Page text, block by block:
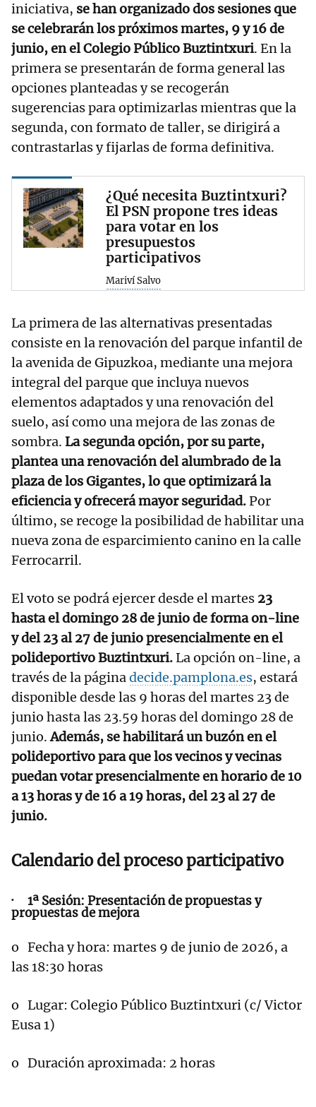
iniciativa, se han organizado dos sesiones que
se celebrarán los próximos martes, 9 y 16 de
junio, en el Colegio Público Buztintxuri. En la
primera se presentarán de forma general las
opciones planteadas y se recogerán
sugerencias para optimizarlas mientras que la
segunda, con formato de taller, se dirigirá a
contrastarlas y fijarlas de forma definitiva.
¿Qué necesita Buztintxuri?
El PSN propone tres ideas
para votar en los
presupuestos
participativos
Mariví Salvo
La primera de las alternativas presentadas
consiste en la renovación del parque infantil de
la avenida de Gipuzkoa, mediante una mejora
integral del parque que incluya nuevos
elementos adaptados y una renovación del
suelo, así como una mejora de las zonas de
sombra. La segunda opción, por su parte,
plantea una renovación del alumbrado de la
plaza de los Gigantes, lo que optimizará la
eficiencia y ofrecerá mayor seguridad.Por
último, se recoge la posibilidad de habilitar una
nueva zona de esparcimiento canino en la calle
Ferrocarril.
El voto se podrá ejercer desde el martes 23
hasta el domingo 28 de junio de forma on-line
y del 23 al 27 de junio presencialmente en el
polideportivo Buztintxuri.La opción on-line, a
través de la páginadecide.pamplona.es, estará
disponible desde las 9 horas del martes 23 de
junio hasta las 23.59 horas del domingo 28 de
junio.Además, se habilitará un buzón en el
polideportivo para que los vecinos y vecinas
puedan votar presencialmente en horario de 10
a 13 horas y de 16 a 19 horas, del 23 al 27 de
junio.
Calendario del proceso participativo
· 1ª Sesión: Presentación de propuestas y
propuestas de mejora
o Fecha y hora: martes 9 de junio de 2026, a
las 18:30 horas
o Lugar: Colegio Público Buztintxuri (c/ Victor
Eusa 1)
o Duración aproximada: 2 horas